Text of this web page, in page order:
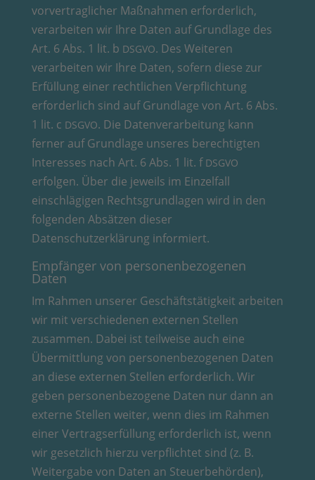
vorvertraglicher Maßnahmen erforderlich,
verarbeiten wir Ihre Daten auf Grundlage des
Art. 6 Abs. 1 lit. b DSGVO. Des Weiteren
verarbeiten wir Ihre Daten, sofern diese zur
Erfüllung einer rechtlichen Verpflichtung
erforderlich sind auf Grundlage von Art. 6 Abs.
1 lit. c DSGVO. Die Datenverarbeitung kann
ferner auf Grundlage unseres berechtigten
Interesses nach Art. 6 Abs. 1 lit. f DSGVO
erfolgen. Über die jeweils im Einzelfall
einschlägigen Rechtsgrundlagen wird in den
folgenden Absätzen dieser
Datenschutzerklärung informiert.
Empfänger von personenbezogenen
Daten
Im Rahmen unserer Geschäftstätigkeit arbeiten
wir mit verschiedenen externen Stellen
zusammen. Dabei ist teilweise auch eine
Übermittlung von personenbezogenen Daten
an diese externen Stellen erforderlich. Wir
geben personenbezogene Daten nur dann an
externe Stellen weiter, wenn dies im Rahmen
einer Vertragserfüllung erforderlich ist, wenn
wir gesetzlich hierzu verpflichtet sind (z. B.
Weitergabe von Daten an Steuerbehörden),